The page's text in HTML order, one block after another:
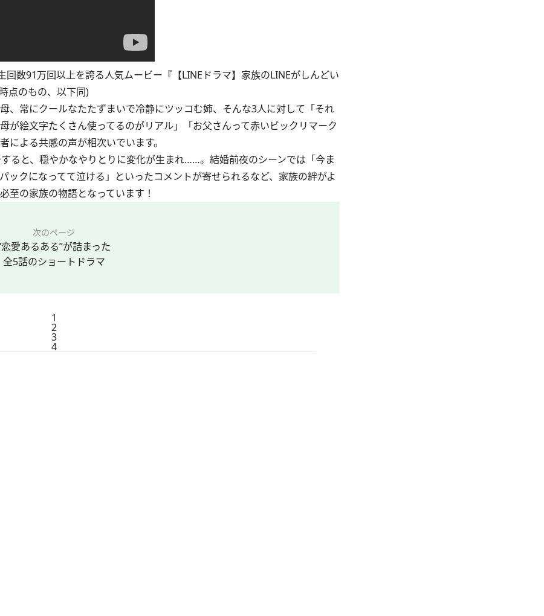
数91万回以上を誇る人気ムービー『【LINEドラマ】家族のLINEがしんどい
点のもの、以下同)
、常にクールなたたずまいで冷静にツッコむ姉、そんな3人に対して「それ
が絵文字たくさん使ってるのがリアル」「お父さんって赤いビックリマーク
よる共感の声が相次いでいます。
ると、穏やかなやりとりに変化が生まれ……。結婚前夜のシーンでは「今ま
ックになってて泣ける」といったコメントが寄せられるなど、家族の絆がよ
至の家族の物語となっています！
次のページ
恋愛あるある”が詰まった
全5話のショートドラマ
1
2
3
4